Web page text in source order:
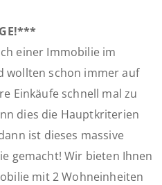
einer Immobilie im
wollten schon immer auf
Einkäufe schnell mal zu
dies die Hauptkriterien
ist dieses massive
gemacht! Wir bieten Ihnen
mit 2 Wohneinheiten